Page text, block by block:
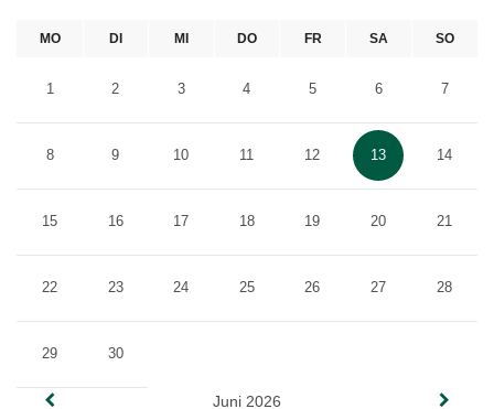
MO DI MI DO FR SA SO
1 2 3 4 5 6 7
8 9 10 11 12 13 14
15 16 17 18 19 20 21
22 23 24 25 26 27 28
29 30
Juni 2026